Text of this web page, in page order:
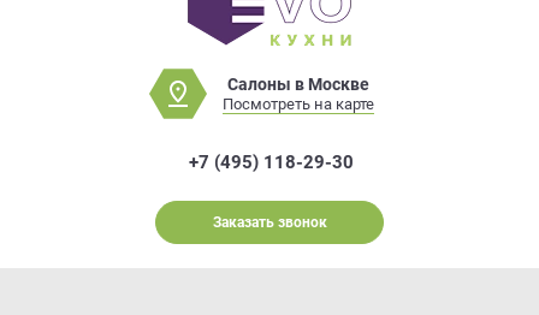
Салоны в Москве
Посмотреть на карте
+7 (495) 118-29-30
Заказать звонок